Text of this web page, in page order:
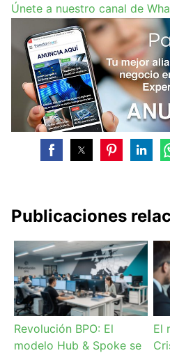
Únete a nuestro canal de
Publicaciones
Revolución BPO: El
modelo Hub & Spoke se
El